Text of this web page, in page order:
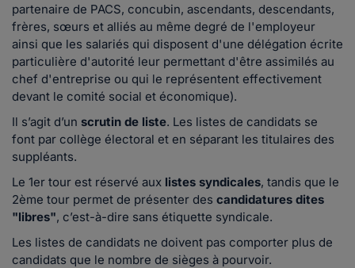
partenaire de PACS, concubin, ascendants, descendants,
frères, sœurs et alliés au même degré de l'employeur
ainsi que les salariés qui disposent d'une délégation écrite
particulière d'autorité leur permettant d'être assimilés au
chef d'entreprise ou qui le représentent effectivement
devant le comité social et économique).
Il s’agit d’un scrutin de liste. Les listes de candidats se
font par collège électoral et en séparant les titulaires des
suppléants.
Le 1er tour est réservé aux listes syndicales, tandis que le
2ème tour permet de présenter des candidatures dites
"libres", c’est-à-dire sans étiquette syndicale.
Les listes de candidats ne doivent pas comporter plus de
candidats que le nombre de sièges à pourvoir.